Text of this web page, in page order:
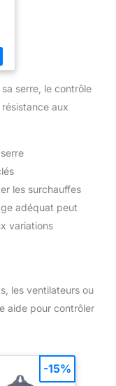
serre, le contrôle
aux
les surchauffes
adéquat peut
variations
les ventilateurs ou
aide pour contrôler
-15%